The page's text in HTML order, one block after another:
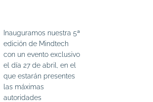
Inauguramos nuestra 5ª
edición de Mindtech
con un evento exclusivo
el día 27 de abril, en el
que estarán presentes
las máximas
autoridades